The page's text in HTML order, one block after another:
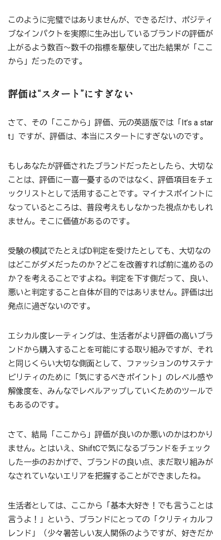
このように完璧ではありませんが、できるだけ、ポジティ
ブなインパクトを実際に生み出しているブランドの評価が
上がるよう数百〜数千の指標を駆使して出た結果が「ここ
から」だったのです。
評価は“スタート”にすぎない
さて、その「ここから」評価、元の英語版では「It’s a star
t」ですが、評価は、本当にスタートにすぎないのです。
もしあなたが評価されたブランドだったとしたら、大切な
ことは、評価に一喜一憂するのではなく、評価項目をチェ
ックリストとして活用することです。マイナスポイントに
なっているところは、普段考えもしなかった視点かもしれ
ません。そこに価値があるのです。
受験の模試でたとえばD判定を受けたとしても、大切なの
はどこがダメだったのか？どこを改善すれば前に進めるの
か？を考えることですよね。判定を下す側だって、良い、
悪いと判定すること自体が目的ではありません。評価は出
発点に過ぎないのです。
エシカル度レーティングは、生活者がより評価の高いブラ
ンドから購入することを可能にする取り組みですが、それ
と同じくらい大切な側面として、ファッションのサステナ
ビリティのために「気にするべきポイント」のレベル感や
解像度を、みんなでレベルアップしていくためのツールで
もあるのです。
さて、結局「ここから」評価が良いのか悪いのかはわかり
ません。とはいえ、ShiftCで気になるブランドをチェック
した一歩のおかげで、ブランドの良い点、まだ取り組みが
なされていないエリアを把握することができましたね。
生活者としては、ここから「基本大好き！でも言うことは
言うよ！」という、ブランドにとっての「クリティカルフ
レンド」（少々暑苦しい友人関係のようですが、好きだか